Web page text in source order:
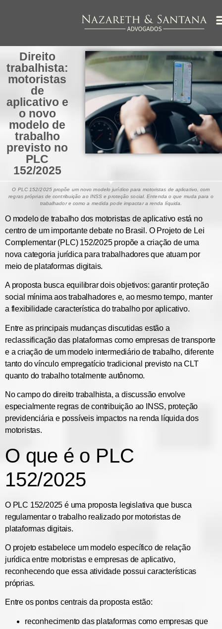
Direito
trabalhista:
motoristas
de
aplicativo e
o novo
modelo de
trabalho
previsto no
PLC
152/2025
O PLC 152/2025 propõe um novo modelo jurídico para motoristas de aplicativo, com
regras próprias de contribuição ao INSS e proteção social. Entenda o que muda para o
trabalhador e como a medida pode impactar a renda líquida.
O modelo de trabalho dos motoristas de aplicativo está no
centro de um importante debate no Brasil. O Projeto de Lei
Complementar (PLC) 152/2025propõe a criação de uma
nova categoria jurídica para trabalhadores que atuam por
meio de plataformas digitais.
A proposta busca equilibrar dois objetivos: garantir proteção
social mínima aos trabalhadorese, ao mesmo tempo, manter
a flexibilidade característica do trabalho por aplicativo.
Entre as principais mudanças discutidas estão a
reclassificação das plataformas como empresas de transporte
e a criação de um modelo intermediário de trabalho, diferente
tanto do vínculo empregatício tradicional previsto na CLT
quanto do trabalho totalmente autônomo.
No campo do direito trabalhista, a discussão envolve
especialmente regras de contribuição ao INSS, proteção
previdenciária e possíveis impactos na renda líquida dos
motoristas.
O que é o PLC
152/2025
O PLC 152/2025 é uma proposta legislativa que busca
regulamentar o trabalho realizado por motoristas de
plataformas digitais.
O projeto estabelece um modelo específico de relação
jurídica entre motoristas e empresas de aplicativo,
reconhecendo que essa atividade possui características
próprias.
Entre os pontos centrais da proposta estão:
reconhecimento das plataformas como empresas que